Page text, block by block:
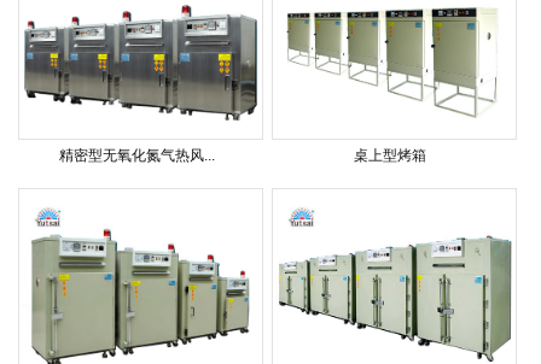
精密型无氧化氮气热风... 桌上型烤箱